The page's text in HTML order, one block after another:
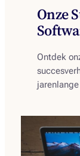
Onze
Ontdek